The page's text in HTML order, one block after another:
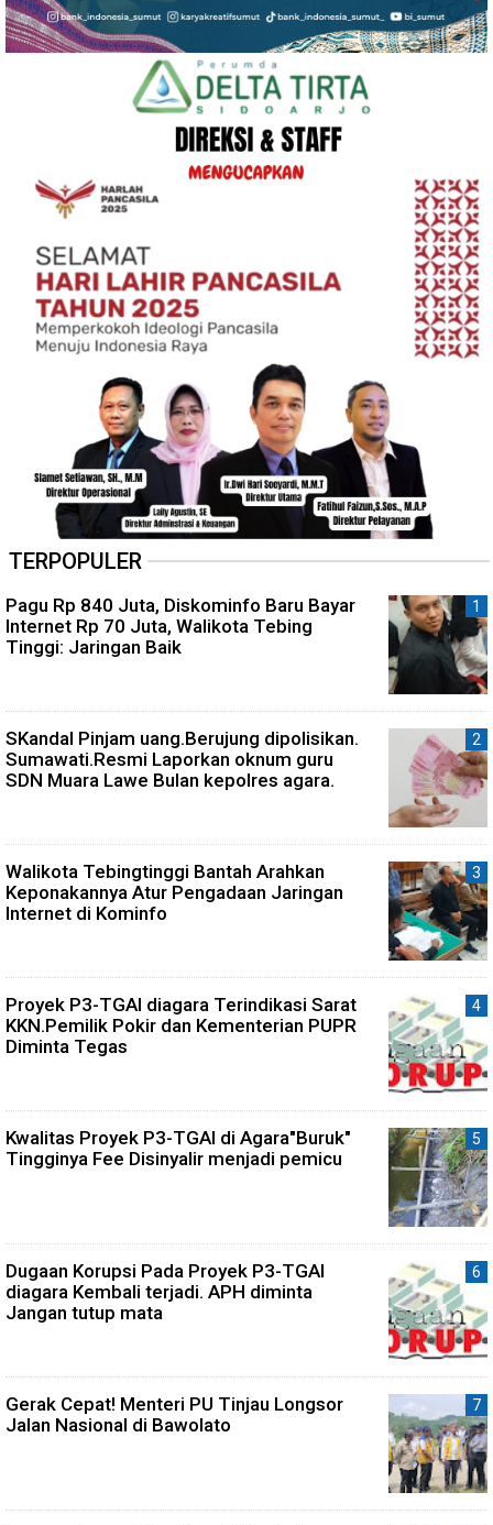
TERPOPULER
Pagu Rp 840 Juta, Diskominfo Baru Bayar
Internet Rp 70 Juta, Walikota Tebing
Tinggi: Jaringan Baik
SKandal Pinjam uang.Berujung dipolisikan.
Sumawati.Resmi Laporkan oknum guru
SDN Muara Lawe Bulan kepolres agara.
Walikota Tebingtinggi Bantah Arahkan
Keponakannya Atur Pengadaan Jaringan
Internet di Kominfo
Proyek P3-TGAI diagara Terindikasi Sarat
KKN.Pemilik Pokir dan Kementerian PUPR
Diminta Tegas
Kwalitas Proyek P3-TGAI di Agara"Buruk"
Tingginya Fee Disinyalir menjadi pemicu
Dugaan Korupsi Pada Proyek P3-TGAI
diagara Kembali terjadi. APH diminta
Jangan tutup mata
Gerak Cepat! Menteri PU Tinjau Longsor
Jalan Nasional di Bawolato